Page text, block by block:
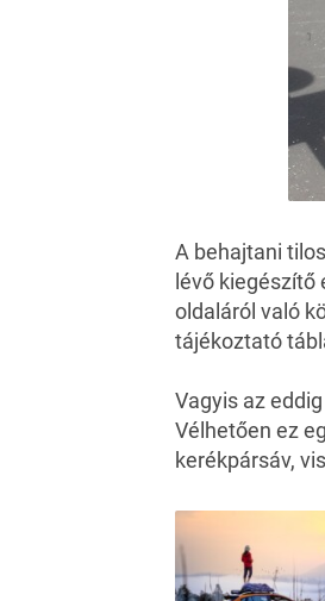
A behajtani
lévő
oldaláról való
tájékoztató
Vagyis az
Vélhetően ez
kerékpársáv,